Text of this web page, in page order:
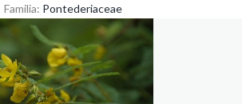
Familia: Pontederiaceae